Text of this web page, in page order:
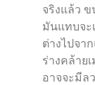
จริงแล้ว
มันแทบจะ
ต่างไปจา
ร่างคล้าย
อาจจะมีล